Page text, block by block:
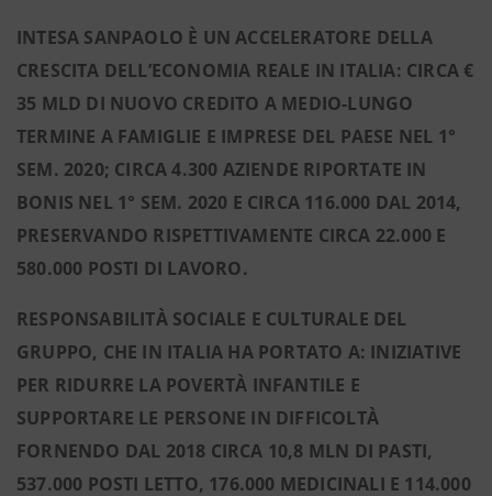
INTESA SANPAOLO È UN ACCELERATORE DELLA
CRESCITA DELL’ECONOMIA REALE IN ITALIA: CIRCA €
35 MLD DI NUOVO CREDITO A MEDIO-LUNGO
TERMINE A FAMIGLIE E IMPRESE DEL PAESE NEL 1°
SEM. 2020; CIRCA 4.300 AZIENDE RIPORTATE IN
BONIS NEL 1° SEM. 2020 E CIRCA 116.000 DAL 2014,
PRESERVANDO RISPETTIVAMENTE CIRCA 22.000 E
580.000 POSTI DI LAVORO.
RESPONSABILITÀ SOCIALE E CULTURALE DEL
GRUPPO, CHE IN ITALIA HA PORTATO A: INIZIATIVE
PER RIDURRE LA POVERTÀ INFANTILE E
SUPPORTARE LE PERSONE IN DIFFICOLTÀ
FORNENDO DAL 2018 CIRCA 10,8 MLN DI PASTI,
537.000 POSTI LETTO, 176.000 MEDICINALI E 114.000